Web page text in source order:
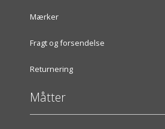
Mærker
Fragt og forsendelse
Returnering
Måtter